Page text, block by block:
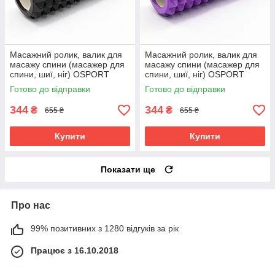
Масажний ролик, валик для
масажу спини (масажер для
спини, шиї, ніг) OSPORT
33*13см (MS 0857-4) Чорний
Готово до відправки
344 ₴ 655 ₴
Купити
Масажний ролик, валик для
масажу спини (масажер для
спини, шиї, ніг) OSPORT
33*13см (MS 0857-4)
Фіолетовий
Готово до відправки
344 ₴ 655 ₴
Купити
Показати ще
Про нас
99% позитивних з 1280 відгуків за рік
Працює з 16.10.2018